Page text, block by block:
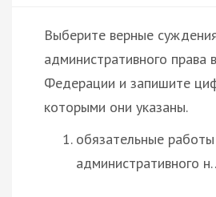
Выберите верные
административного права
Федерации и запишите
которыми они указаны.
обязательные
административного